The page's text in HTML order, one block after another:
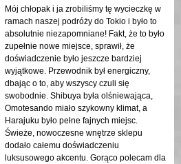
Mój chłopak i ja zrobiliśmy tę wycieczkę w
ramach naszej podróży do Tokio i było to
absolutnie niezapomniane! Fakt, że to było
zupełnie nowe miejsce, sprawił, że
doświadczenie było jeszcze bardziej
wyjątkowe. Przewodnik był energiczny,
dbając o to, aby wszyscy czuli się
swobodnie. Shibuya była olśniewająca,
Omotesando miało szykowny klimat, a
Harajuku było pełne fajnych miejsc.
Świeże, nowoczesne wnętrze sklepu
dodało całemu doświadczeniu
luksusowego akcentu. Gorąco polecam dla